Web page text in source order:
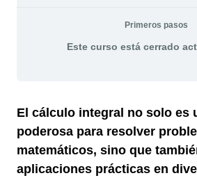
Primeros pasos
Este curso está cerrado
El cálculo integral no solo es
poderosa para resolver
matemáticos, sino que
aplicaciones prácticas en